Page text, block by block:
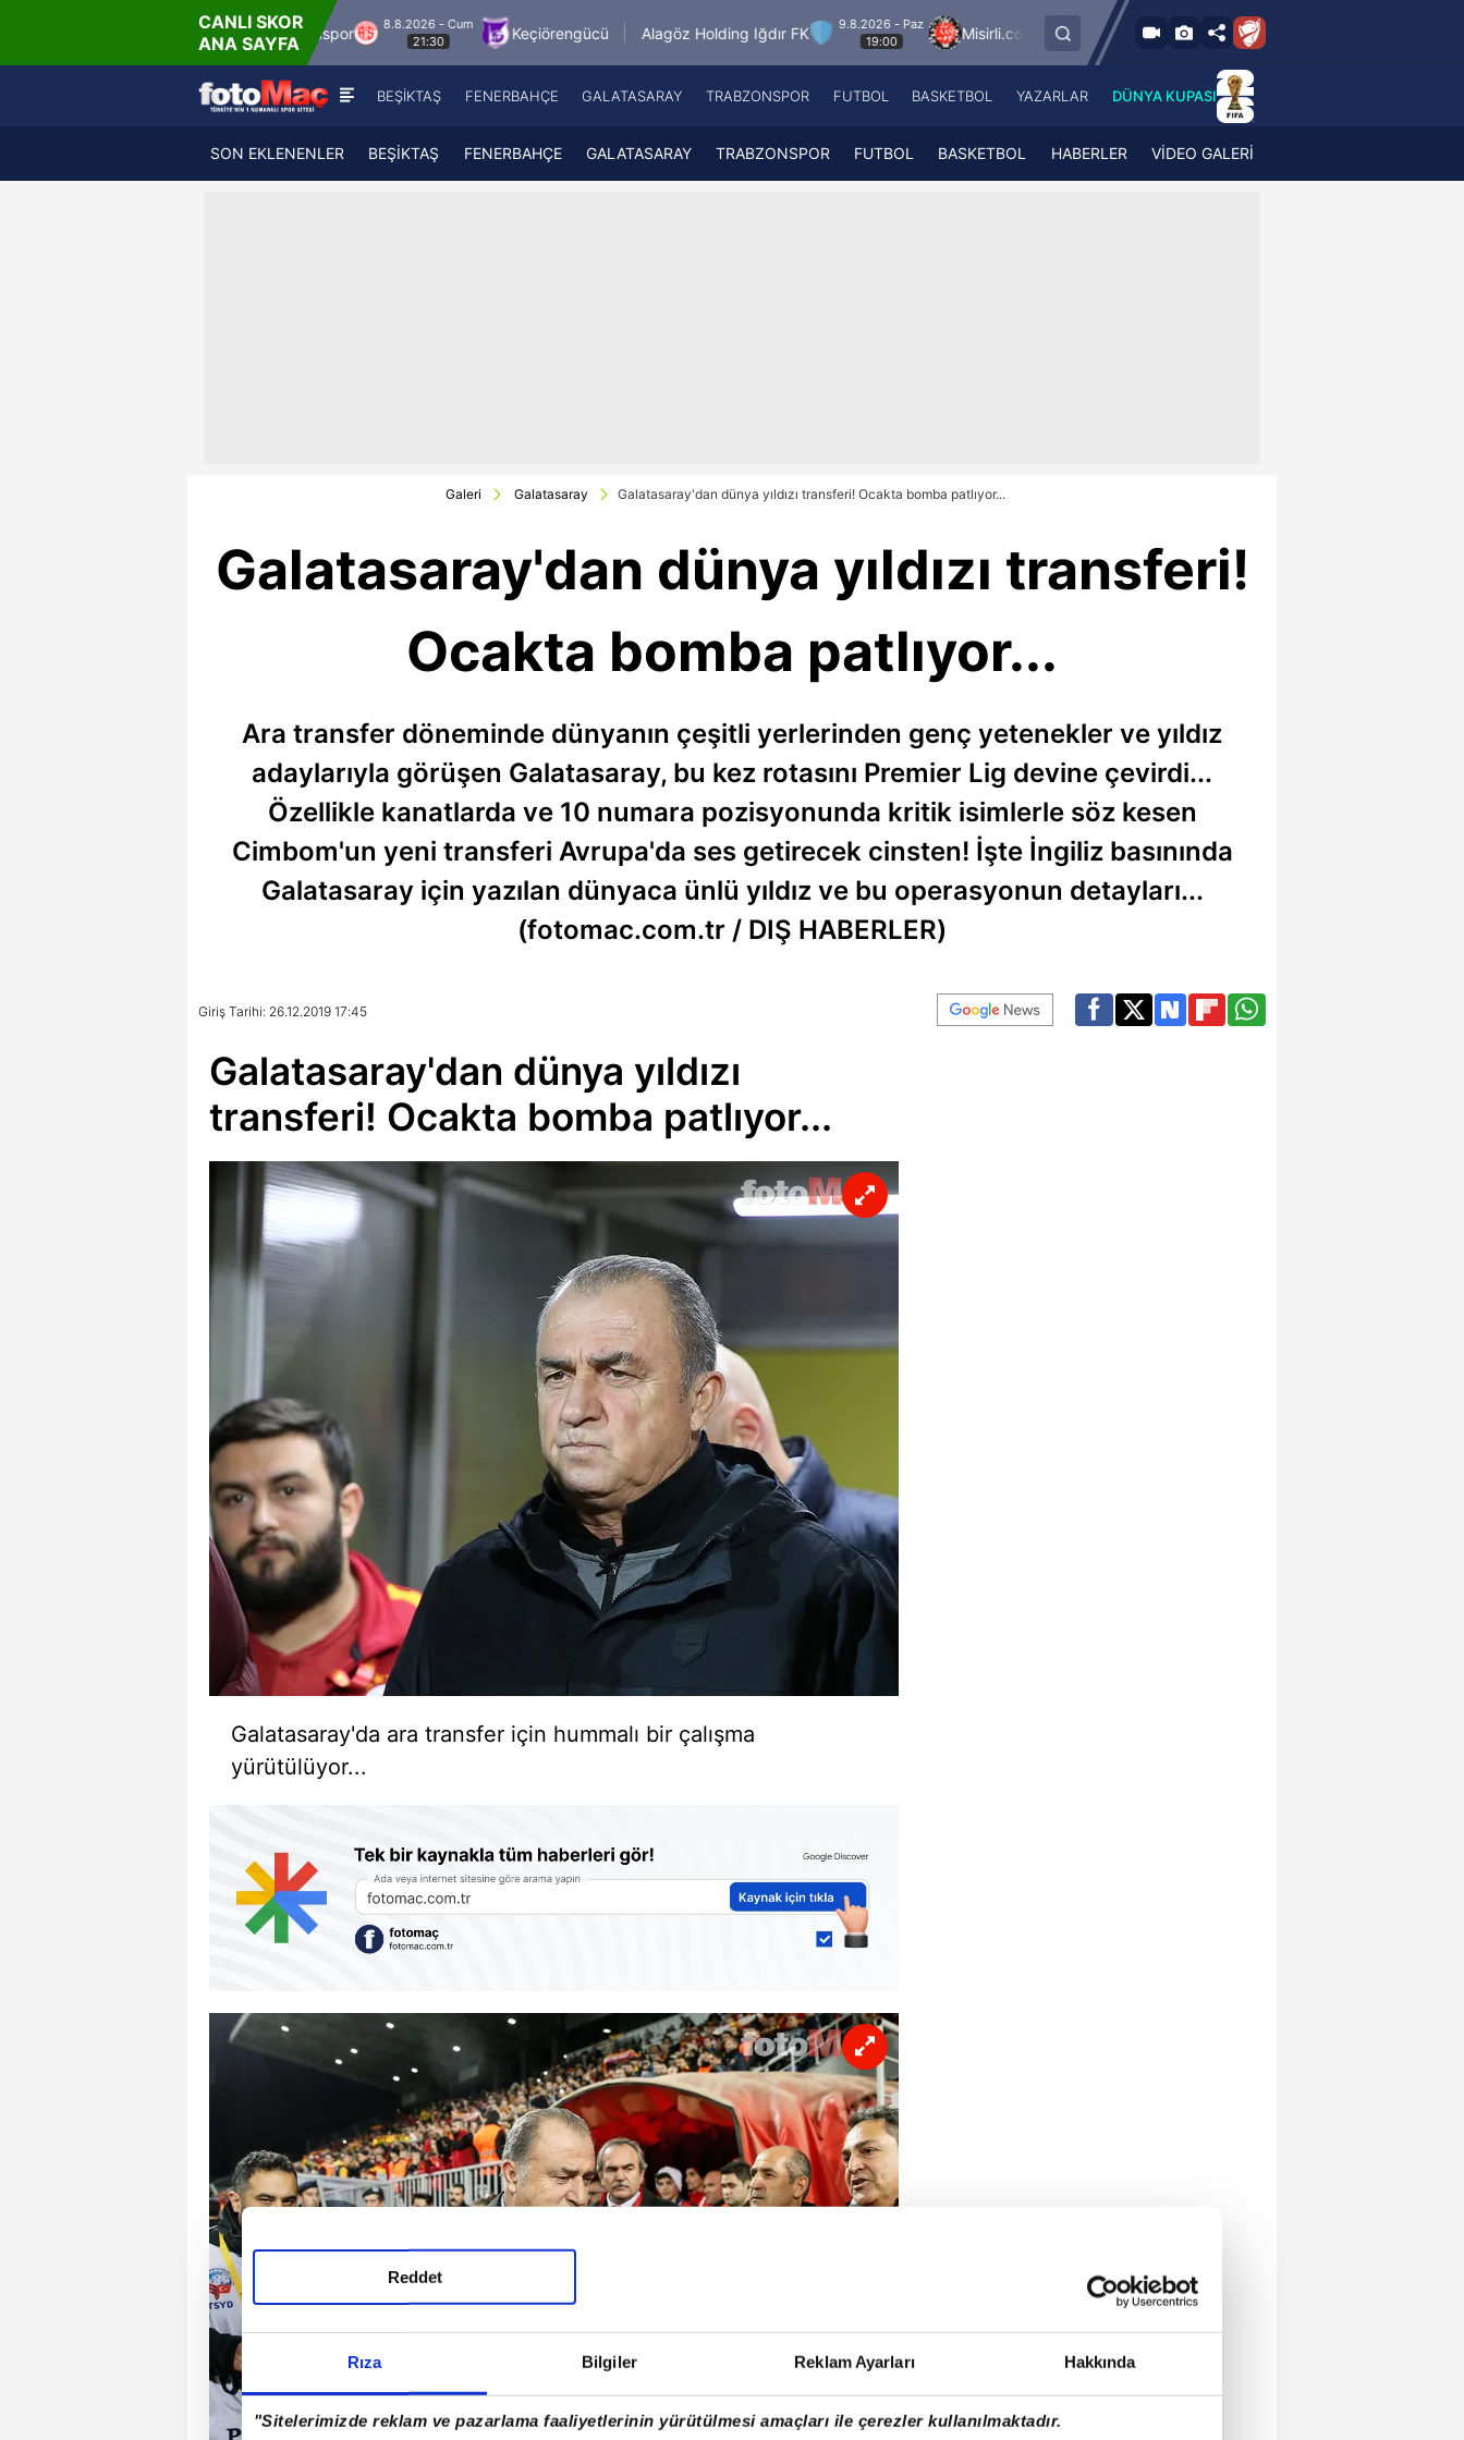
Rıza Bilgiler Reklam Ayarları Hakkında
"Sitelerimizde reklam ve pazarlama faaliyetlerinin yürütülmesi amaçları ile çerezler kullanılmaktadır.
Reddet
CANLI SKOR
ANA SAYFA
Hesap.com Antalyaspor
8.8.2026 - Cum
21:30
Keçiörengücü Alagöz Holding Iğdır FK
9.8.2026 - Paz
19:00
Misirli.com.tr Karagümrük SMS Grup Sarıyerspor
9.8.2026 - Paz
19:00
Fenerbahçe
Galatasaray
A Spor
ATV
A Haber Radyo
A Spor Radyo
A News Radio
BEŞİKTAŞ FENERBAHÇE GALATASARAY TRABZONSPOR FUTBOL BASKETBOL YAZARLAR DÜNYA KUPASI
SON EKLENENLER BEŞİKTAŞ FENERBAHÇE GALATASARAY TRABZONSPOR FUTBOL BASKETBOL HABERLER VİDEO GALERİ
Galeri Galatasaray Galatasaray'dan dünya yıldızı transferi! Ocakta bomba patlıyor...
Galatasaray'dan dünya yıldızı transferi!
Ocakta bomba patlıyor...
Ara transfer döneminde dünyanın çeşitli yerlerinden genç yetenekler ve yıldız
adaylarıyla görüşen Galatasaray, bu kez rotasını Premier Lig devine çevirdi...
Özellikle kanatlarda ve 10 numara pozisyonunda kritik isimlerle söz kesen
Cimbom'un yeni transferi Avrupa'da ses getirecek cinsten! İşte İngiliz basınında
Galatasaray için yazılan dünyaca ünlü yıldız ve bu operasyonun detayları...
(fotomac.com.tr / DIŞ HABERLER)
Giriş Tarihi: 26.12.2019 17:45
Galatasaray'dan dünya yıldızı
transferi! Ocakta bomba patlıyor...
Galatasaray'da ara transfer için hummalı bir çalışma
yürütülüyor...